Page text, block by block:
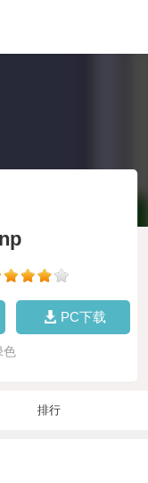
PC下载
色
排行